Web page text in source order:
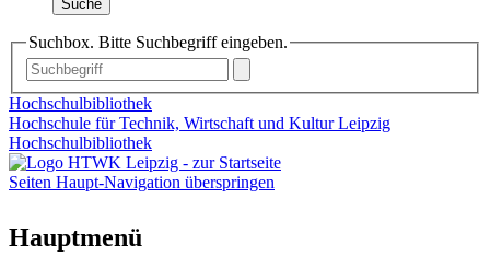
Suche
Suchbox. Bitte Suchbegriff eingeben.
Hochschulbibliothek
Hochschule für Technik, Wirtschaft und Kultur Leipzig
Hochschulbibliothek
Seiten Haupt-Navigation überspringen
Hauptmenü